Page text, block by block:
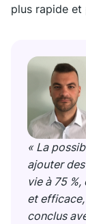
plus rapide et
« La
ajouter
vie à 75
et
conclus